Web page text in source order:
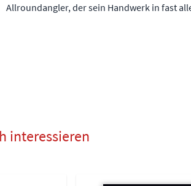
Allroundangler, der sein Handwerk in fast
interessieren